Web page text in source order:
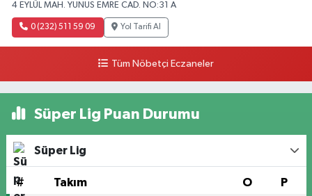
4 EYLÜL MAH. YUNUS EMRE CAD. NO:31 A
0 (232) 511 59 09 Yol Tarifi Al
Tüm Nöbetçi Eczaneler
Süper Lig Puan Durumu
Süper Lig
# Takım O P